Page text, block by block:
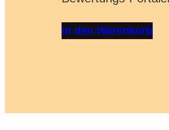
In den Warenkorb